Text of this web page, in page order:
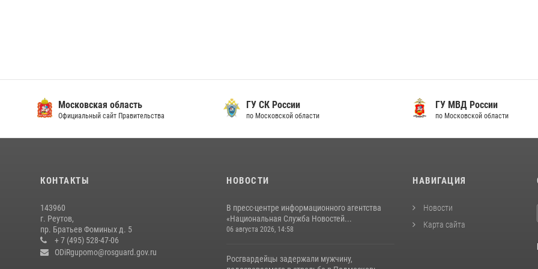
Московская область
Официальный сайт Правительства
ГУ СК России
по Московской области
ГУ МВД России
по Московской области
КОНТАКТЫ
143960
г. Реутов,
пр. Братьев Фоминых д. 5
+ 7 (495) 528-47-06
ODiRgupomo@rosguard.gov.ru
НОВОСТИ
В пресс-центре информационного агентства
«Национальная Служба Новостей...
06 августа 2026, 14:58
Росгвардейцы задержали мужчину,
НАВИГАЦИЯ
Новости
Карта сайта